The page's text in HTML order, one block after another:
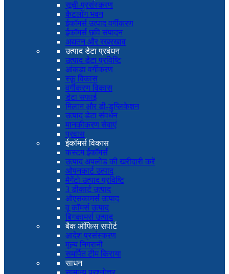
सूची-प्रसंस्करण
कैटलॉग भवन
ईकॉमर्स उत्पाद वर्गीकरण
ईकॉमर्स छवि संपादन
अद्यतन और रखरखाव
उत्पाद डेटा प्रबंधन
उत्पाद डेटा प्रविष्टि
आंकड़ा वर्गीकरण
स्कू विकास
वर्गीकरण विकास
डेटा सफाई
मिलान और डी-डुप्लिकेशन
उत्पाद डेटा संवर्धन
मानकीकरण सेवाएं
प्रवास
ईकॉमर्स विकास
कस्टम ईकॉमर्स
उत्पाद अपलोड की खरीदारी करें
ओपनकार्ट उत्पाद
मैगेंटो उत्पाद प्रविष्टि
3 डीकार्ट उत्पाद
ओएसकामर्स उत्पाद
वू कॉमर्स उत्पाद
बिगकामर्स उत्पाद
बैक ऑफिस सपोर्ट
आदेश प्रसंस्करण
मूल्य निगरानी
समर्पित टीम किराया
साधन
सामान्य प्रश्नोत्तर